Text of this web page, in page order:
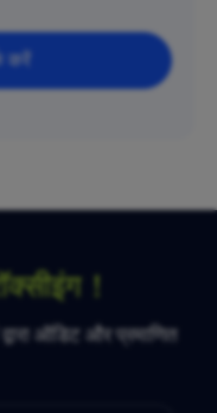
करें
！
ऑडिट और प्रमाणित